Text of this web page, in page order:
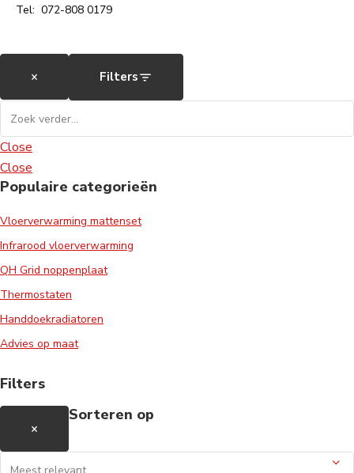
Tel: 072-808 0179
× Filters
Close
Close
Populaire categorieën
Vloerverwarming mattenset
Infrarood vloerverwarming
QH Grid noppenplaat
Thermostaten
Handdoekradiatoren
Advies op maat
Filters
×
Sorteren op